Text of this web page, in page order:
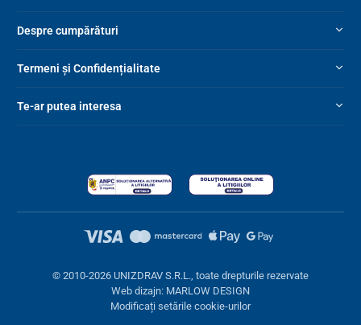
Despre cumpărături
Termeni și Confidențialitate
Te-ar putea interesa
© 2010-2026 UNIZDRAV S.R.L., toate drepturile rezervate
Web dizajn: MARLOW DESIGN
Modificați setările cookie-urilor